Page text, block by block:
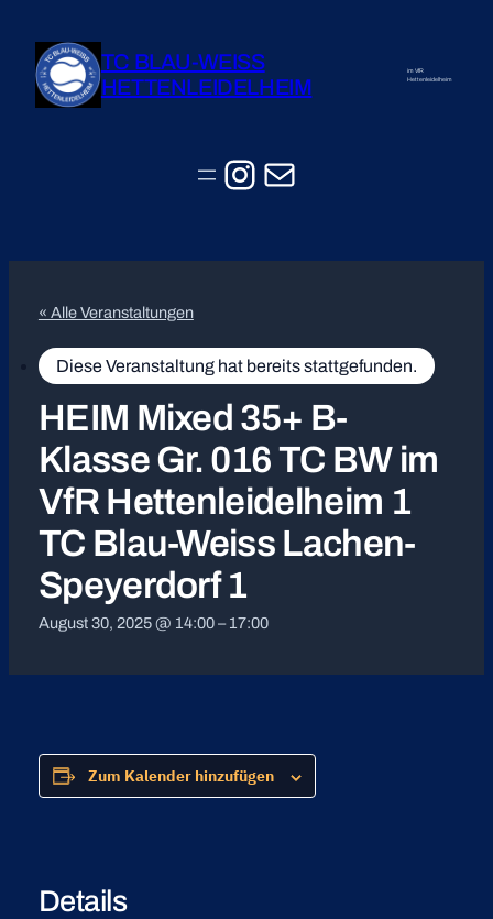
TC BLAU-WEISS
HETTENLEIDELHEIM
im VfR
Hettenleidelheim
Instagram
E-Mail
« Alle Veranstaltungen
Diese Veranstaltung hat bereits stattgefunden.
HEIM Mixed 35+ B-
Klasse Gr. 016 TC BW im
VfR Hettenleidelheim 1
TC Blau-Weiss Lachen-
Speyerdorf 1
August 30, 2025 @ 14:00–17:00
Zum Kalender hinzufügen
Details